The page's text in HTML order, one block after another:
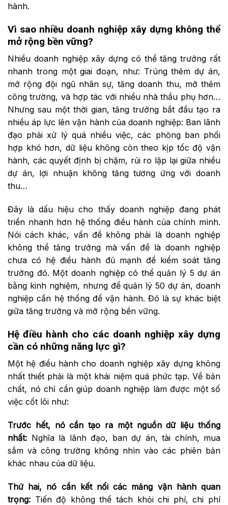
hành.
Vì sao nhiều doanh nghiệp xây dựng không thể
mở rộng bềnvững?
Nhiều doanh nghiệp xây dựng có thể tăng trưởng rất
nhanh trong một giai đoạn, như: Trúng thêm dự án,
mở rộng đội ngũ nhân sự, tăng doanh thu, mở thêm
công trường, và hợp tác với nhiều nhà thầu phụ hơn…
Nhưng sau một thời gian, tăng trưởng bắt đầu tạo ra
nhiều áp lực lên vận hành của doanh nghiệp: Ban lãnh
đạo phải xử lý quá nhiều việc, các phòng ban phối
hợp khó hơn, dữ liệu không còn theo kịp tốc độ vận
hành, các quyết định bị chậm, rủi ro lặp lại giữa nhiều
dự án, lợi nhuận không tăng tương ứng với doanh
thu…
Đây là dấu hiệu cho thấy doanh nghiệp đang phát
triển nhanh hơn hệ thống điều hành của chính mình.
Nói cách khác, vấn đề không phải là doanh nghiệp
không thể tăng trưởng mà vấn đề là doanh nghiệp
chưa có hệ điều hành đủ mạnh để kiểm soát tăng
trưởng đó. Một doanh nghiệp có thể quản lý 5 dự án
bằng kinh nghiệm, nhưng để quản lý 50 dự án, doanh
nghiệp cần hệ thống để vận hành. Đó là sự khác biệt
giữa tăng trưởng và mở rộng bền vững.
Hệ điều hành cho các doanh nghiệp xây dựng
cần có những năng lực gì?
Một hệ điều hành cho doanh nghiệp xây dựng không
nhất thiết phải là một khái niệm quá phức tạp. Về bản
chất, nó chỉ cần giúp doanh nghiệp làm được một số
việc cốt lõi như:
Trước hết, nó cần tạo ra một nguồn dữ liệu thống
nhất: Nghĩa là lãnh đạo, ban dự án, tài chính, mua
sắm và công trường không nhìn vào các phiên bản
khác nhau của dữ liệu.
Thứ hai, nó cần kết nối các mảng vận hành quan
trọng: Tiến độ không thể tách khỏi chi phí, chi phí